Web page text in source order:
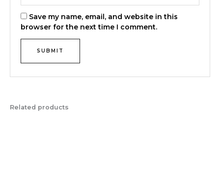
Save my name, email, and website in this
browser for the next time I comment.
Related products